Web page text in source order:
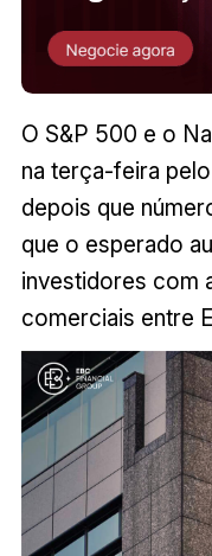
O S&P 500 e o
na terça-feira
depois que
que o esperado
investidores com
comerciais entre